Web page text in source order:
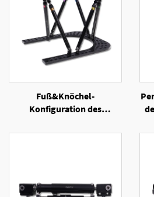
Fuß&Knöchel-
Konfiguration des
Fixators